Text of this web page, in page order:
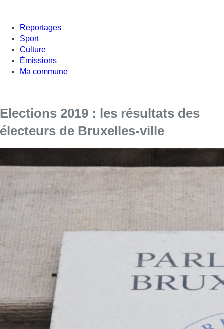
Reportages
Sport
Culture
Émissions
Ma commune
Elections 2019 : les résultats des
électeurs de Bruxelles-ville